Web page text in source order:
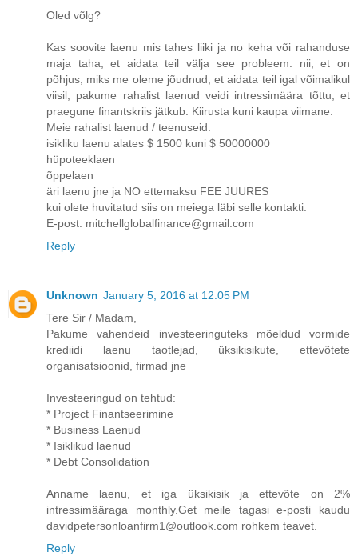
Oled võlg?
Kas soovite laenu mis tahes liiki ja no keha või rahanduse
maja taha, et aidata teil välja see probleem. nii, et on
põhjus, miks me oleme jõudnud, et aidata teil igal võimalikul
viisil, pakume rahalist laenud veidi intressimäära tõttu, et
praegune finantskriis jätkub. Kiirusta kuni kaupa viimane.
Meie rahalist laenud / teenuseid:
isikliku laenu alates $ 1500 kuni $ 50000000
hüpoteeklaen
õppelaen
äri laenu jne ja NO ettemaksu FEE JUURES
kui olete huvitatud siis on meiega läbi selle kontakti:
E-post: mitchellglobalfinance@gmail.com
Reply
Unknown January 5, 2016 at 12:05 PM
Tere Sir / Madam,
Pakume vahendeid investeeringuteks mõeldud vormide
krediidi laenu taotlejad, üksikisikute, ettevõtete
organisatsioonid, firmad jne
Investeeringud on tehtud:
* Project Finantseerimine
* Business Laenud
* Isiklikud laenud
* Debt Consolidation
Anname laenu, et iga üksikisik ja ettevõte on 2%
intressimääraga monthly.Get meile tagasi e-posti kaudu
davidpetersonloanfirm1@outlook.com rohkem teavet.
Reply